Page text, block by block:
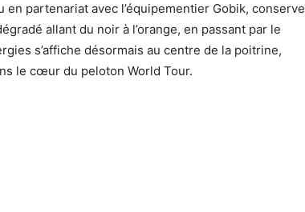
en partenariat avec l’équipementier Gobik, conserve
allant du noir à l’orange, en passant par le
s’affiche désormais au centre de la poitrine,
le cœur du peloton World Tour.